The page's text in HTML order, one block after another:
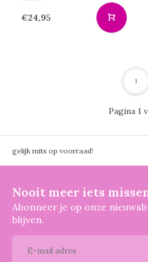
€24,95
Pagina 1
1
mits op voorraad!
Nooit meer iets
Abonneer je op onze
blijven.